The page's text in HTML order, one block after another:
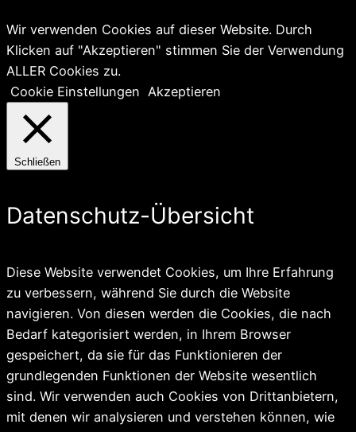
Wir verwenden Cookies auf dieser Website. Durch
Klicken auf "Akzeptieren" stimmen Sie der Verwendung
ALLER Cookies zu.
Cookie Einstellungen Akzeptieren
Schließen
Datenschutz-Übersicht
Diese Website verwendet Cookies, um Ihre Erfahrung
zu verbessern, während Sie durch die Website
navigieren. Von diesen werden die Cookies, die nach
Bedarf kategorisiert werden, in Ihrem Browser
gespeichert, da sie für das Funktionieren der
grundlegenden Funktionen der Website wesentlich
sind. Wir verwenden auch Cookies von Drittanbietern,
mit denen wir analysieren und verstehen können, wie